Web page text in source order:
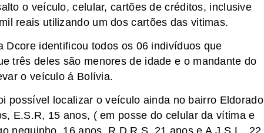
o veículo, celular, cartões de créditos, inclusive
reais utilizando um dos cartões das vitimas.
Dcore identificou todos os 06 indivíduos que
três deles são menores de idade e o mandante do
o veículo á Bolívia.
possível localizar o veículo ainda no bairro Eldorado
E.S.R, 15 anos, ( em posse do celular da vítima e